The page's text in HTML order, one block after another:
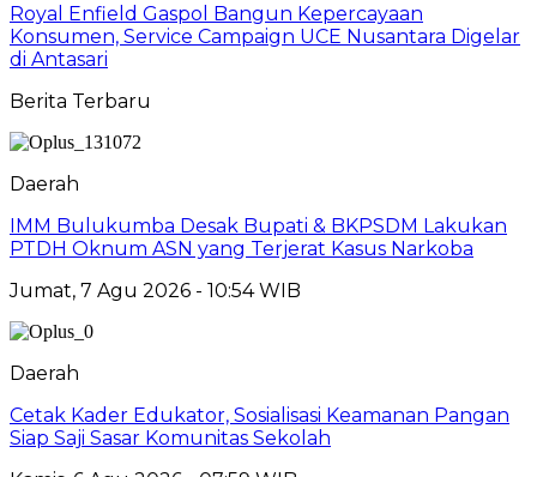
Royal Enfield Gaspol Bangun Kepercayaan
Konsumen, Service Campaign UCE Nusantara Digelar
di Antasari
Berita Terbaru
Daerah
IMM Bulukumba Desak Bupati & BKPSDM Lakukan
PTDH Oknum ASN yang Terjerat Kasus Narkoba
Jumat, 7 Agu 2026 - 10:54 WIB
Daerah
Cetak Kader Edukator, Sosialisasi Keamanan Pangan
Siap Saji Sasar Komunitas Sekolah